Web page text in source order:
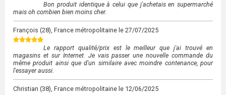
Bon produit identique à celui que j'achetais en supermarché
mais oh combien bien moins cher.
François (28), France métropolitaine le 27/07/2025
Le rapport qualité/prix est le meilleur que j'ai trouvé en
magasins et sur Internet. Je vais passer une nouvelle commande du
même produit ainsi que d'un similaire avec moindre contenance, pour
l'essayer aussi.
Christian (38), France métropolitaine le 12/06/2025